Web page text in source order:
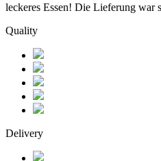
leckeres Essen! Die Lieferung war
Quality
Delivery